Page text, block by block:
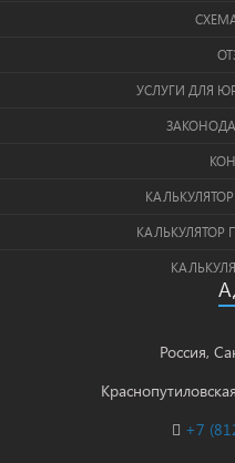
УСЛУГИ ДЛЯ
КАЛЬКУЛЯТОР
Россия,
+7